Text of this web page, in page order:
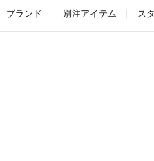
ブランド 別注アイテム ス